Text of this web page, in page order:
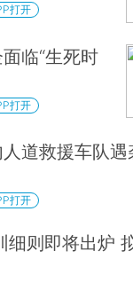
打开
临“生死时
打开
道救援车队
打开
细则即将出炉